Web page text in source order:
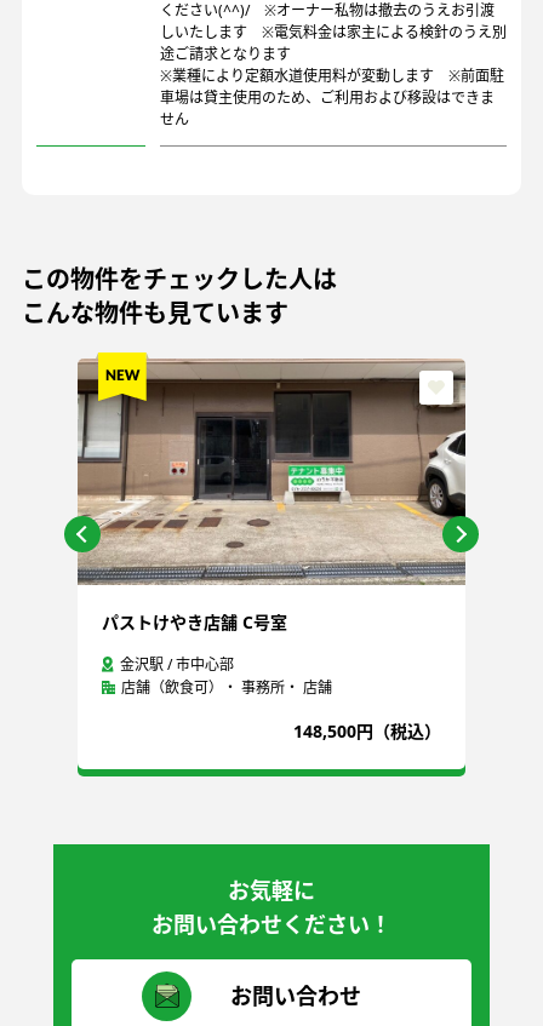
ください(^^)/ ※オーナー私物は撤去のうえお引渡
しいたします ※電気料金は家主による検針のうえ別
途ご請求となります
※業種により定額水道使用料が変動します ※前面駐
車場は貸主使用のため、ご利用および移設はできま
せん
この物件をチェックした人は
こんな物件も見ています
パストけやき店舗 C号室
金沢駅 / 市中心部
店舗（飲食可）・ 事務所・ 店舗
148,500円（税込）
お気軽に
お問い合わせください！
お問い合わせ